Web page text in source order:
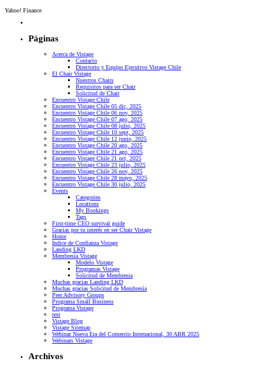
Yahoo! Finance
Páginas
Acerca de Vistage
Contacto
Directorio y Equipo Ejecutivo Vistage Chile
El Chair Vistage
Nuestros Chairs
Requisitos para ser Chair
Solicitud de Chair
Encuentro Vistage Chile
Encuentro Vistage Chile 05 dic, 2025
Encuentro Vistage Chile 06 nov, 2025
Encuentro Vistage Chile 07 ago, 2025
Encuentro Vistage Chile 08 julio, 2025
Encuentro Vistage Chile 10 sept, 2025
Encuentro Vistage Chile 12 junio, 2025
Encuentro Vistage Chile 20 ago, 2025
Encuentro Vistage Chile 21 ago, 2025
Encuentro Vistage Chile 21 oct, 2025
Encuentro Vistage Chile 23 julio, 2025
Encuentro Vistage Chile 26 nov, 2025
Encuentro Vistage Chile 28 mayo, 2025
Encuentro Vistage Chile 30 julio, 2025
Events
Categories
Locations
My Bookings
Tags
First-time CEO survival guide
Gracias por tu interés en ser Chair Vistage
Home
Indice de Confianza Vistage
Landing LKD
Membresía Vistage
Modelo Vistage
Programas Vistage
Solicitud de Membresia
Muchas gracias Landing LKD
Muchas gracias Solicitud de Membresía
Peer Advisory Groups
Programa Small Business
Programa Vistage
test
Vistage Blog
Vistage Sitemap
Webinar Nueva Era del Comercio Internacional, 30 ABR 2025
Webinars Vistage
Archivos